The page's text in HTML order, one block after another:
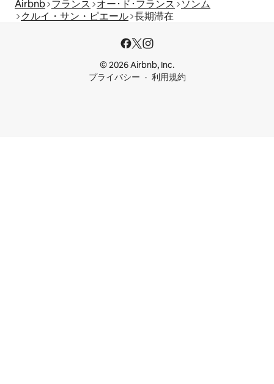
Airbnb フランス オー･ド･フランス
ソンム
クルイ・サン・ピエール 長期滞在
© 2026 Airbnb, Inc.
プライバシー
利用規約